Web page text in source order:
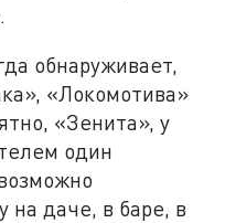
обнаруживает,
«Локомотива»
«Зенита», у
один
на даче, в баре, в